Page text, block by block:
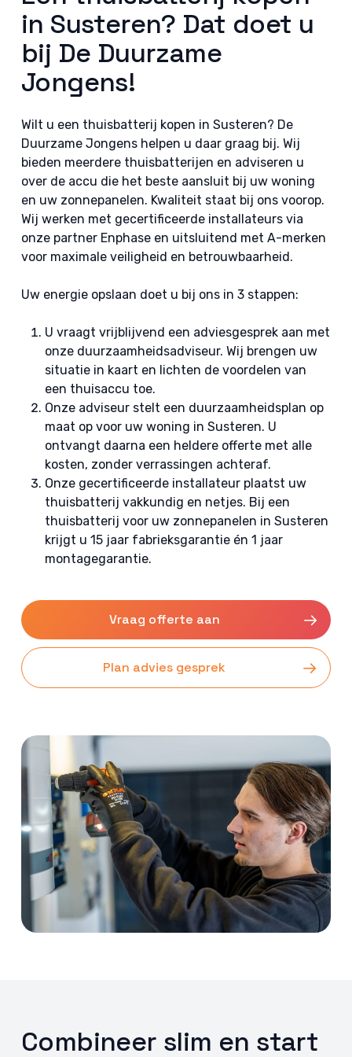
in Susteren? Dat doet u
bij De Duurzame
Jongens!
Wilt u een thuisbatterij kopen in Susteren? De
Duurzame Jongens helpen u daar graag bij. Wij
bieden meerdere thuisbatterijen en adviseren u
over de accu die het beste aansluit bij uw woning
en uw zonnepanelen. Kwaliteit staat bij ons voorop.
Wij werken met gecertificeerde installateurs via
onze partner Enphase en uitsluitend met A-merken
voor maximale veiligheid en betrouwbaarheid.
Uw energie opslaan doet u bij ons in 3 stappen:
U vraagt vrijblijvend een adviesgesprek aan met
onze duurzaamheidsadviseur. Wij brengen uw
situatie in kaart en lichten de voordelen van
een thuisaccu toe.
Onze adviseur stelt een duurzaamheidsplan op
maat op voor uw woning in Susteren. U
ontvangt daarna een heldere offerte met alle
kosten, zonder verrassingen achteraf.
Onze gecertificeerde installateur plaatst uw
thuisbatterij vakkundig en netjes. Bij een
thuisbatterij voor uw zonnepanelen in Susteren
krijgt u 15 jaar fabrieksgarantie én 1 jaar
montagegarantie.
Vraag offerte aan
Plan advies gesprek
Combineer slim en start